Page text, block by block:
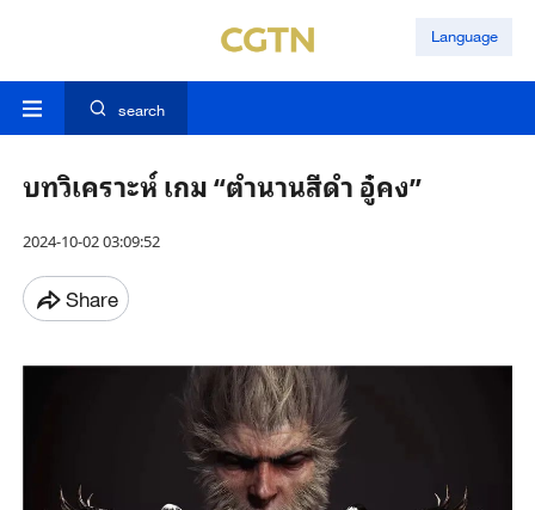
Language
search
บทวิเคราะห์ เกม “ตํานานสีดํา อู๋คง”
2024-10-02 03:09:52
Share